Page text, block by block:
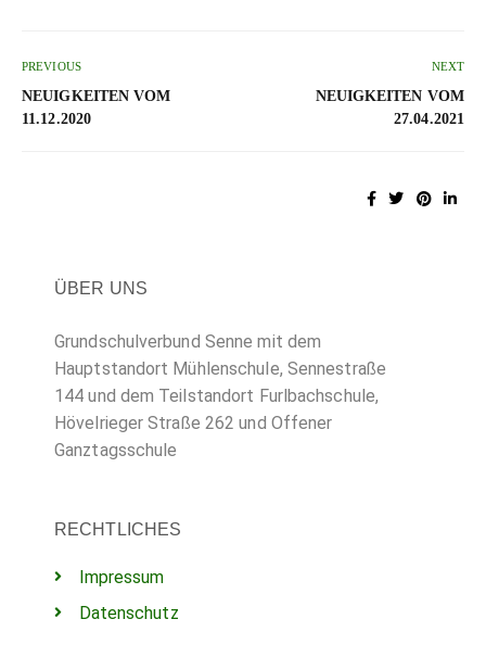
PREVIOUS
NEUIGKEITEN VOM
11.12.2020
NEXT
NEUIGKEITEN VOM
27.04.2021
ÜBER UNS
Grundschulverbund Senne mit dem
Hauptstandort Mühlenschule, Sennestraße
144 und dem Teilstandort Furlbachschule,
Hövelrieger Straße 262 und Offener
Ganztagsschule
RECHTLICHES
Impressum
Datenschutz